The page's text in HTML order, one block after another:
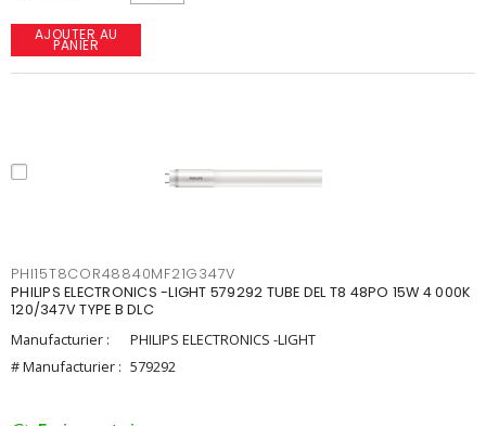
AJOUTER AU
PANIER
PHI15T8COR48840MF21G347V
PHILIPS ELECTRONICS -LIGHT 579292 TUBE DEL T8 48PO 15W 4 000K
120/347V TYPE B DLC
Manufacturier :
PHILIPS ELECTRONICS -LIGHT
# Manufacturier : 579292